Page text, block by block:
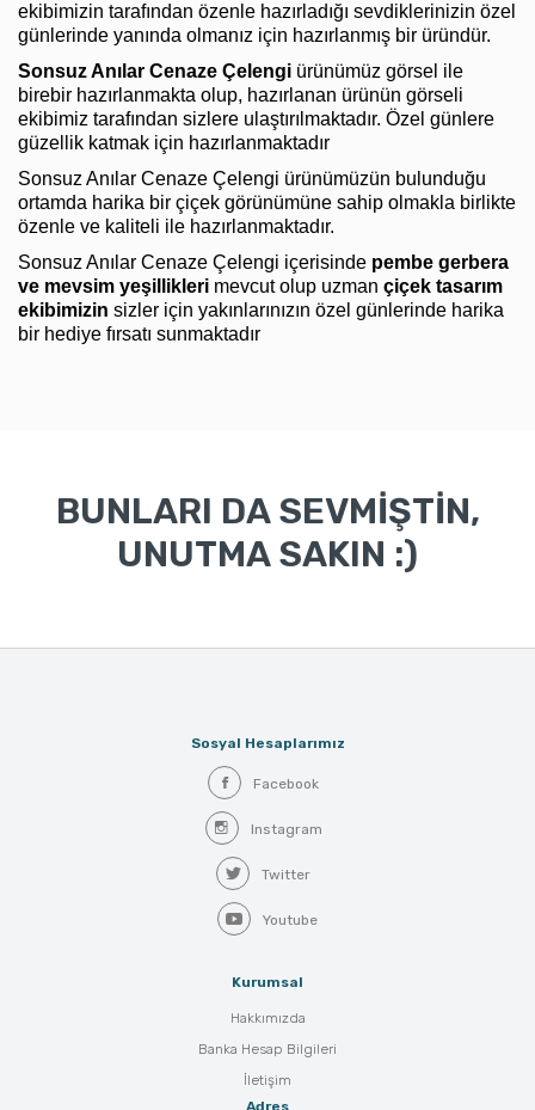
ekibimizin tarafından özenle hazırladığı sevdiklerinizin özel
günlerinde yanında olmanız için hazırlanmış bir üründür.
Sonsuz Anılar Cenaze Çelengi ürünümüz görsel ile
birebir hazırlanmakta olup, hazırlanan ürünün görseli
ekibimiz tarafından sizlere ulaştırılmaktadır. Özel günlere
güzellik katmak için hazırlanmaktadır
Sonsuz Anılar Cenaze Çelengi ürünümüzün bulunduğu
ortamda harika bir çiçek görünümüne sahip olmakla birlikte
özenle ve kaliteli ile hazırlanmaktadır.
Sonsuz Anılar Cenaze Çelengi içerisinde pembe gerbera
ve mevsim yeşillikleri mevcut olup uzman çiçek tasarım
ekibimizin sizler için yakınlarınızın özel günlerinde harika
bir hediye fırsatı sunmaktadır
BUNLARI DA SEVMİŞTİN,
UNUTMA SAKIN :)
Sosyal Hesaplarımız
Facebook
Instagram
Twitter
Youtube
Kurumsal
Hakkımızda
Banka Hesap Bilgileri
İletişim
Adres